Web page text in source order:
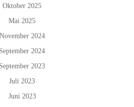
Oktober 2025
Mai 2025
November 2024
September 2024
September 2023
Juli 2023
Juni 2023